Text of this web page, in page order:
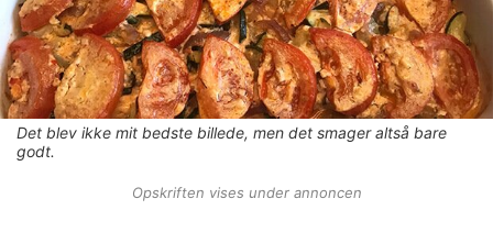
Det blev ikke mit bedste billede, men det smager altså bare
godt.
Opskriften vises under annoncen